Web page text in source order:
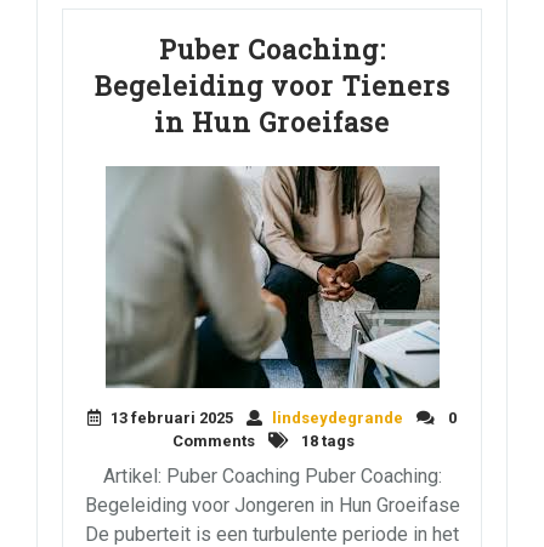
Puber Coaching:
Begeleiding voor Tieners
in Hun Groeifase
13 februari 2025 lindseydegrande
0
Comments
18 tags
Artikel: Puber Coaching Puber Coaching:
Begeleiding voor Jongeren in Hun Groeifase
De puberteit is een turbulente periode in het